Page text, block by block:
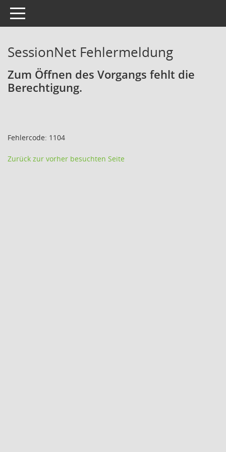
Toggle navigation
SessionNet Fehlermeldung
Zum Öffnen des Vorgangs fehlt die
Berechtigung.
Fehlercode: 1104
Zurück zur vorher besuchten Seite